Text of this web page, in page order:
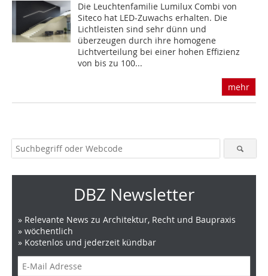
Die Leuchtenfamilie Lumilux Combi von
Siteco hat LED-Zuwachs erhalten. Die
Lichtleisten sind sehr dünn und
überzeugen durch ihre homogene
Lichtverteilung bei einer hohen Effizienz
von bis zu 100...
mehr
DBZ Newsletter
» Relevante News zu Architektur, Recht und Baupraxis
» wöchentlich
» Kostenlos und jederzeit kündbar